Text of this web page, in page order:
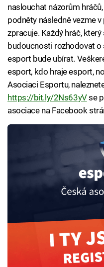
naslouchat názorům
podněty následně vezme
zpracuje. Každý hráč,
budoucnosti rozhodovat
esport bude ubírat.
esport, kdo hraje esport,
Asociaci Esportu,
https://bit.ly/2Ns63yVse
asociace na Facebook